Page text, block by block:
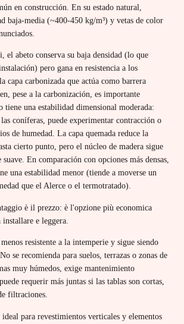
en construcción. En su estado natural,
baja-media (~400-450 kg/m³) y vetas de color
el abeto conserva su baja densidad (lo que
pero gana en resistencia a los
capa carbonizada que actúa como barrera
pese a la carbonización, es importante
tiene una estabilidad dimensional moderada:
coníferas, puede experimentar contracción o
de humedad. La capa quemada reduce la
cierto punto, pero el núcleo de madera sigue
En comparación con opciones más densas,
una estabilidad menor (tiende a moverse un
que el Alerce o el termotratado).
è il prezzo: è l'opzione più economica
e leggera.
resistente a la intemperie y sigue siendo
se recomienda para suelos, terrazas o zonas de
muy húmedos, exige mantenimiento
requerir más juntas si las tablas son cortas,
filtraciones.
para revestimientos verticales y elementos